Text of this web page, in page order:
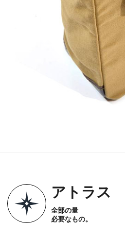
アトラス
全部の量
必要なもの。